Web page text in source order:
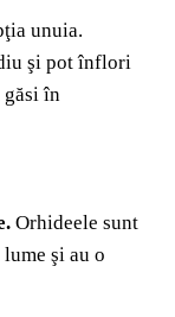
unuia.
şi pot înflori
găsi în
Orhideele sunt
şi au o